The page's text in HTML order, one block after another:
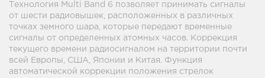
Технология Multi Band 6 позволяет принимать сигналы
от шести радиовышек, расположенных в различных
точках земного шара, которые передают временные
сигналы от определенных атомных часов. Коррекция
текущего времени радиосигналом на территории почти
всей Европы, США, Японии и Китая. Функция
автоматической коррекции положения стрелок